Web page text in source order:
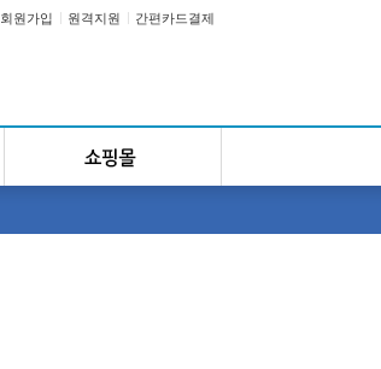
회원가입 원격지원 간편카드결제